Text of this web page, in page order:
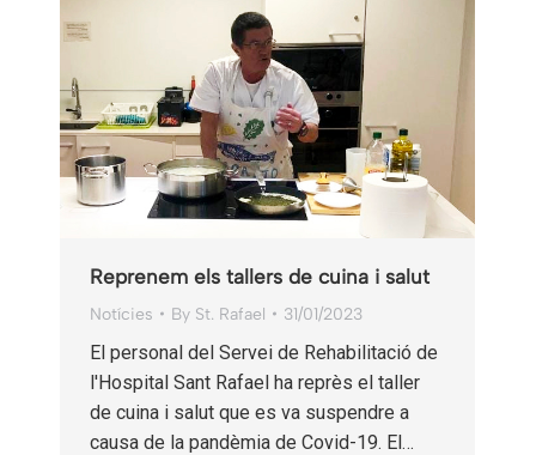
Reprenem els tallers de cuina i salut
Notícies By St. Rafael 31/01/2023
El personal del Servei de Rehabilitació de
l'Hospital Sant Rafael ha reprès el taller
de cuina i salut que es va suspendre a
causa de la pandèmia de Covid-19. El…